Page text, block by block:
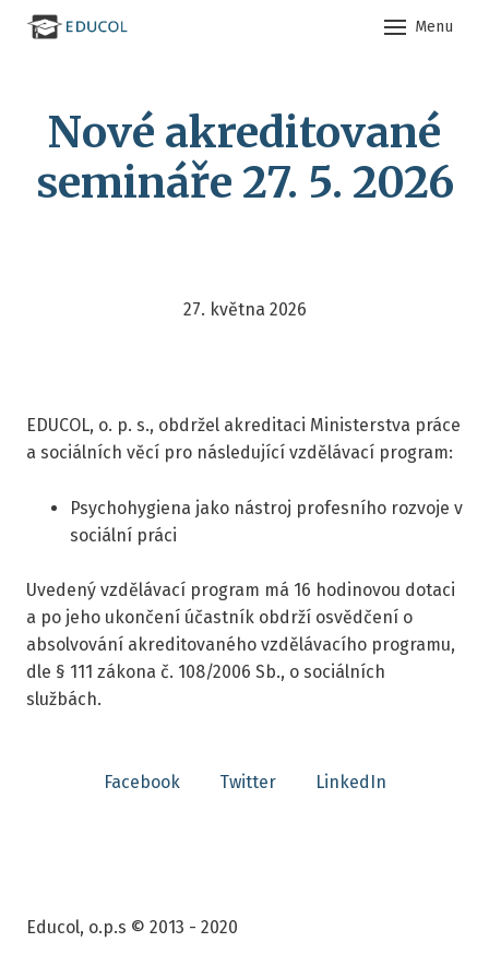
Menu
Co
Nové akreditované
semináře 27. 5. 2026
27. května 2026
EDUCOL, o. p. s., obdržel akreditaci Ministerstva práce
a sociálních věcí pro následující vzdělávací program:
Psychohygiena jako nástroj profesního rozvoje v
sociální práci
Uvedený vzdělávací program má 16 hodinovou dotaci
a po jeho ukončení účastník obdrží osvědčení o
absolvování akreditovaného vzdělávacího programu,
dle § 111 zákona č. 108/2006 Sb., o sociálních
službách.
Facebook Twitter LinkedIn
Educol, o.p.s © 2013 - 2020